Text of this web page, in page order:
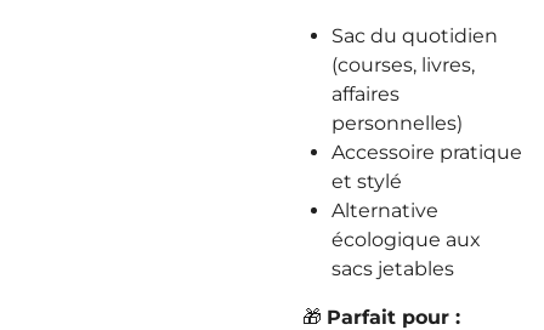
Sac du quotidien
(courses, livres,
affaires
personnelles)
Accessoire pratique
et stylé
Alternative
écologique aux
sacs jetables
🎁 Parfait pour :